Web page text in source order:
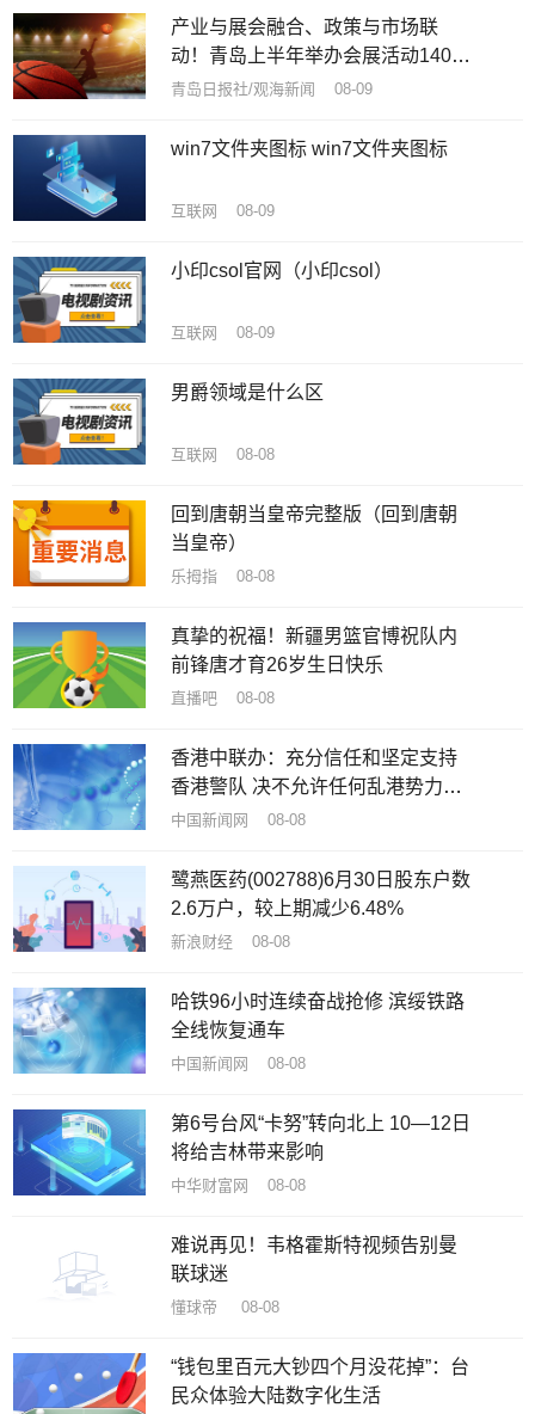
产业与展会融合、政策与市场联
动！青岛上半年举办会展活动140余
项
青岛日报社/观海新闻 08-09
win7文件夹图标 win7文件夹图标
互联网 08-09
小印csol官网（小印csol）
互联网 08-09
男爵领域是什么区
互联网 08-08
回到唐朝当皇帝完整版（回到唐朝
当皇帝）
乐拇指 08-08
真挚的祝福！新疆男篮官博祝队内
前锋唐才育26岁生日快乐
直播吧 08-08
香港中联办：充分信任和坚定支持
香港警队 决不允许任何乱港势力攻
击抹黑
中国新闻网 08-08
鹭燕医药(002788)6月30日股东户数
2.6万户，较上期减少6.48%
新浪财经 08-08
哈铁96小时连续奋战抢修 滨绥铁路
全线恢复通车
中国新闻网 08-08
第6号台风“卡努”转向北上 10—12日
将给吉林带来影响
中华财富网 08-08
难说再见！韦格霍斯特视频告别曼
联球迷
懂球帝 08-08
“钱包里百元大钞四个月没花掉”：台
民众体验大陆数字化生活